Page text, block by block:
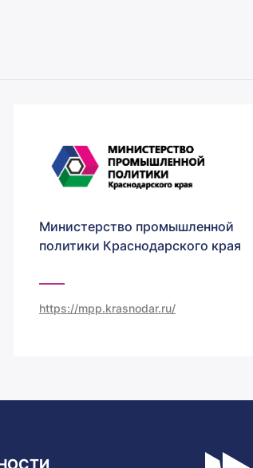
Министерство промышленной
политики Краснодарского края
https://mpp.krasnodar.ru/